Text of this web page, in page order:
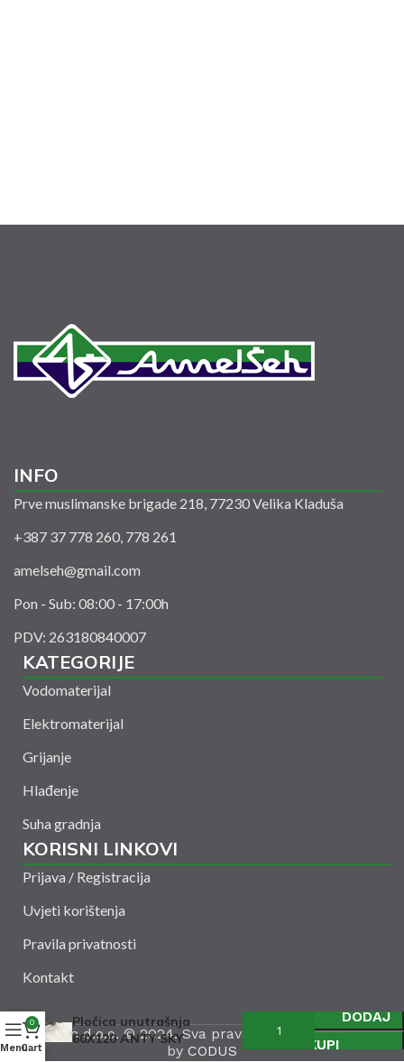
INFO
Prve muslimanske brigade 218, 77230 Velika Kladuša
+387 37 778 260, 778 261
amelseh@gmail.com
Pon - Sub: 08:00 - 17:00h
PDV: 263180840007
KATEGORIJE
Vodomaterijal
Elektromaterijal
Grijanje
Hlađenje
Suha gradnja
KORISNI LINKOVI
Prijava / Registracija
Uvjeti korištenja
Pravila privatnosti
Kontakt
Amelšeh d.o.o. © 2024. Sva prava zadržana. Powered
by CODUS
Pločica unutrašnja
60X120 ANTY SKY
DODAJ
KUPI
Menu
0
Cart